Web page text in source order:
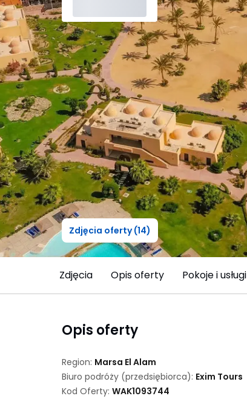
Zdjęcia oferty (14)
Zdjęcia Opis oferty Pokoje i usługi
Opis oferty
Region: Marsa El Alam
Biuro podróży (przedsiębiorca): Exim Tours
Kod Oferty: WAK1093744